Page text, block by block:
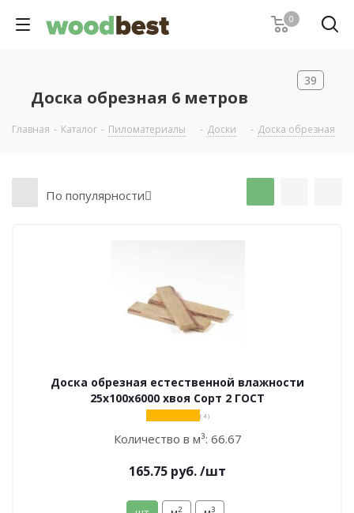
0
Доска обрезная 6 метров
39
Главная - Каталог - Пиломатериалы - Доски - Доска обрезная
По популярности
Доска обрезная естественной влажности
25х100х6000 хвоя Сорт 2 ГОСТ
( 4 )
Количество в м³: 66.67
165.75 руб./шт
2 3